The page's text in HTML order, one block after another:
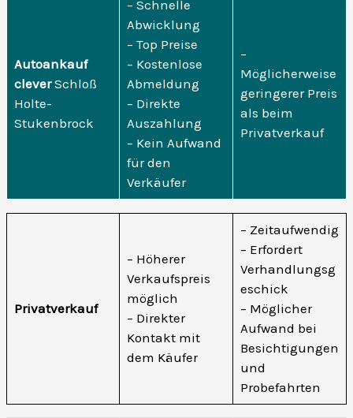
Autoankauf
cleverSchloß
Holte-
Stukenbrock
– Schnelle
Abwicklung
– Top Preise
– Kostenlose
Abmeldung
– Direkte
Auszahlung
– Kein Aufwand
für den
Verkäufer
–
Möglicherweise
geringerer Preis
als beim
Privatverkauf
Privatverkauf
– Höherer
Verkaufspreis
möglich
– Direkter
Kontakt mit
dem Käufer
– Zeitaufwendig
– Erfordert
Verhandlungsg
eschick
– Möglicher
Aufwand bei
Besichtigungen
und
Probefahrten